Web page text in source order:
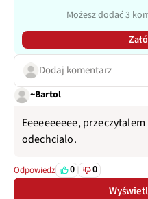
Możesz dodać 3
Dodaj komentarz
~Bartol
Eeeeeeeeee,
odechcialo.
Odpowiedz 0 0